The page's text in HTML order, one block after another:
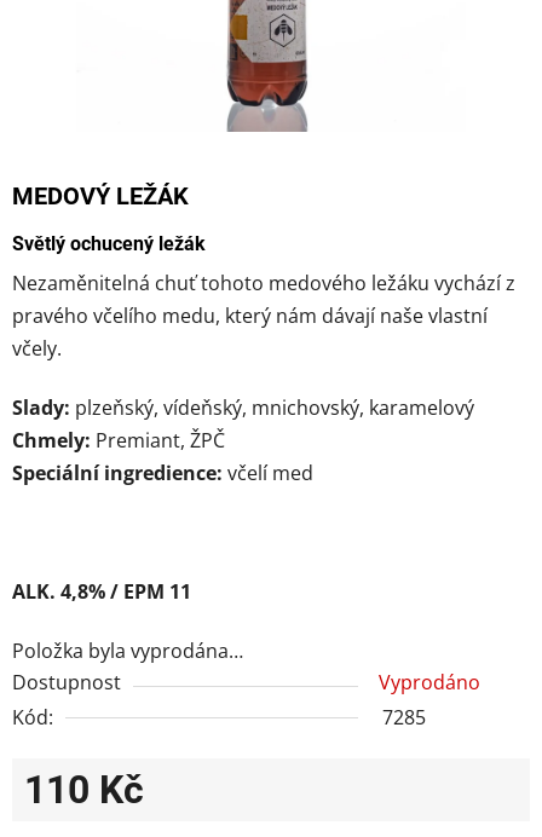
MEDOVÝ LEŽÁK
Světlý ochucený ležák
Nezaměnitelná chuť tohoto medového ležáku vychází z
pravého včelího medu, který nám dávají naše vlastní
včely.
Slady: plzeňský, vídeňský, mnichovský, karamelový
Chmely: Premiant, ŽPČ
Speciální ingredience: včelí med
ALK. 4,8% / EPM 11
Položka byla vyprodána…
Dostupnost
Vyprodáno
Kód:
7285
110 Kč